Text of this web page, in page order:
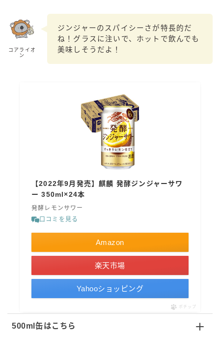
コアライオ
ン
ジンジャーのスパイシーさが特長的だ
ね！グラスに注いで、ホットで飲んでも
美味しそうだよ！
【2022年9月発売】麒麟 発酵ジンジャーサワ
ー 350ml×24本
発酵レモンサワー
口コミを見る
Amazon
楽天市場
Yahooショッピング
ポチップ
500ml缶はこちら